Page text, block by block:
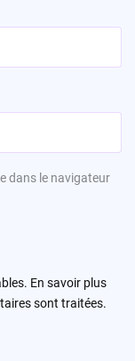
dans le navigateur
En savoir plus
sont traitées.